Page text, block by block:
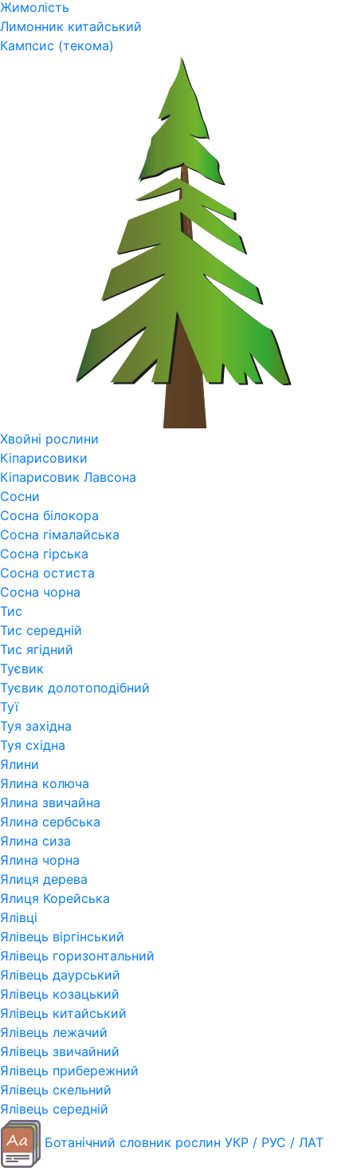
Жимолість
Лимонник китайський
Кампсис (текома)
Хвойні рослини
Кіпарисовики
Кіпарисовик Лавсона
Сосни
Сосна білокора
Сосна гімалайська
Сосна гірська
Сосна остиста
Сосна чорна
Тис
Тис середній
Тис ягідний
Туєвик
Туєвик долотоподібний
Туї
Туя західна
Туя східна
Ялини
Ялина колюча
Ялина звичайна
Ялина сербська
Ялина сиза
Ялина чорна
Ялиця дерева
Ялиця Корейська
Ялівці
Ялівець віргінський
Ялівець горизонтальний
Ялівець даурський
Ялівець козацький
Ялівець китайський
Ялівець лежачий
Ялівець звичайний
Ялівець прибережний
Ялівець скельний
Ялівець середній
Ботанічний словник рослин УКР / РУС / ЛАТ